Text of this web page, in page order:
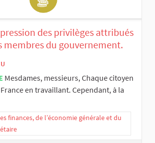
des privilèges attribués
membres du gouvernement.
Mesdames, messieurs, Chaque citoyen
en travaillant. Cependant, à la
finances, de l’économie générale et du